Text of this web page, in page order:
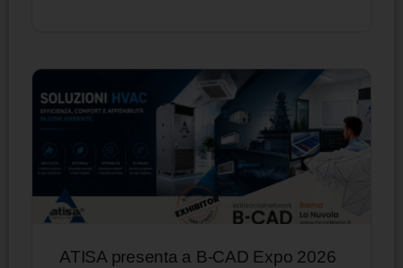
ATISA presenta a B-CAD Expo 2026